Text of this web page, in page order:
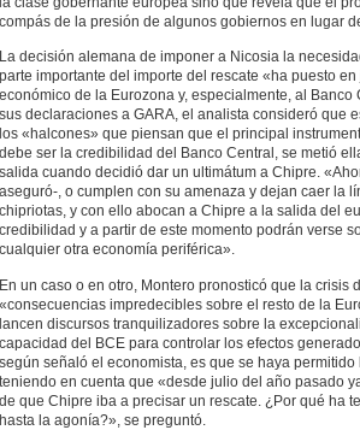
compás de la presión de algunos gobiernos en lugar
La decisión alemana de imponer a Nicosia la
parte importante del importe del rescate «ha puesto
económico de la Eurozona y, especialmente, al Banco
sus declaraciones a GARA, el analista consideró que
los «halcones» que piensan que el principal
debe ser la credibilidad del Banco Central, se metió
salida cuando decidió dar un ultimátum a Chipre.
aseguró-, o cumplen con su amenaza y dejan caer la
chipriotas, y con ello abocan a Chipre a la salida del
credibilidad y a partir de este momento podrán verse
cualquier otra economía periférica».
En un caso o en otro, Montero pronosticó que la crisis
«consecuencias impredecibles sobre el resto de la
lancen discursos tranquilizadores sobre la
capacidad del BCE para controlar los efectos
según señaló el economista, es que se haya
teniendo en cuenta que «desde julio del año pasado
de que Chipre iba a precisar un rescate. ¿Por qué ha
hasta la agonía?», se preguntó.